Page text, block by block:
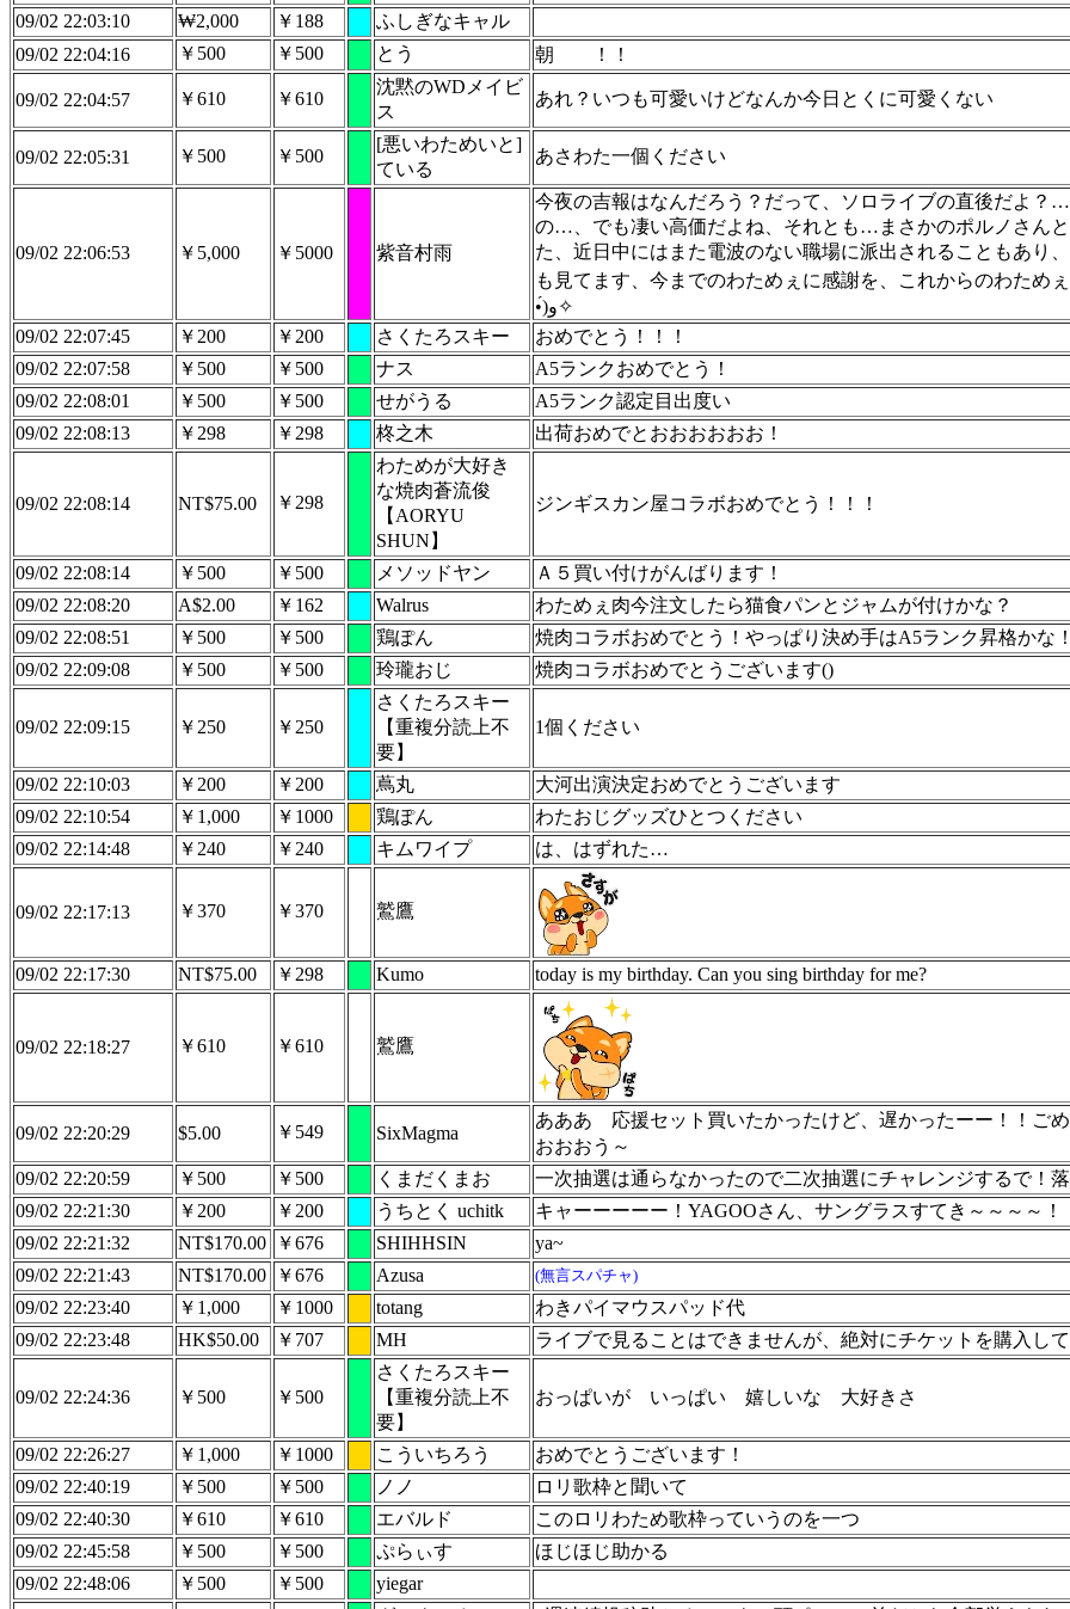
09/02 22:03:10
₩2,000 ￥188
ふしぎなキャル
09/02 22:04:16
￥500 ￥500 とう 朝 ！！
09/02 22:04:57 ￥610 ￥610
沈黙のWDメイビ
ス
あれ？いつも可愛いけどなんか今日とくに可愛くない
09/02 22:05:31 ￥500 ￥500
[悪いわためいと]
ている
あさわた一個ください
09/02 22:06:53 ￥5,000 ￥5000 紫音村雨
今夜の吉報はなんだろう？だって、ソロライブの直後だよ
の…、でも凄い高価だよね、それとも…まさかのポルノさん
た、近日中にはまた電波のない職場に派出されることもあり
も見てます、今までのわためぇに感謝を、これからのわた
•́)و✧
09/02 22:07:45
￥200 ￥200 さくたろスキー
おめでとう！！！
09/02 22:07:58
￥500 ￥500 ナス
A5ランクおめでとう！
09/02 22:08:01
￥500 ￥500 せがうる
A5ランク認定目出度い
09/02 22:08:13
￥298 ￥298 柊之木 出荷おめでとおおおおおお！
09/02 22:08:14 NT$75.00 ￥298
わためが大好き
な焼肉蒼流俊
【AORYU
SHUN】
ジンギスカン屋コラボおめでとう！！！
09/02 22:08:14 ￥500 ￥500 メソッドヤン
Ａ５買い付けがんばります！
09/02 22:08:20
A$2.00 ￥162 Walrus
わためぇ肉今注文したら猫食パンとジャムが付けかな？
09/02 22:08:51
￥500 ￥500 鶏ぽん
焼肉コラボおめでとう！やっぱり決め手はA5ランク昇格かな
09/02 22:09:08
￥500 ￥500 玲瓏おじ 焼肉コラボおめでとうございます()
09/02 22:09:15 ￥250 ￥250
さくたろスキー
【重複分読上不
要】
1個ください
09/02 22:10:03 ￥200 ￥200 蔦丸
大河出演決定おめでとうございます
09/02 22:10:54
￥1,000 ￥1000 鶏ぽん
わたおじグッズひとつください
09/02 22:14:48
￥240 ￥240 キムワイプ は、はずれた…
09/02 22:17:13 ￥370 ￥370 鷲鷹
09/02 22:17:30 NT$75.00 ￥298 Kumo today is my birthday. Can you sing birthday for me?
09/02 22:18:27 ￥610 ￥610 鷲鷹
09/02 22:20:29 $5.00 ￥549 SixMagma
あああ
応援セット買いたかったけど、遅かったーー！！ご
おおおう～
09/02 22:20:59
￥500 ￥500 くまだくまお
一次抽選は通らなかったので二次抽選にチャレンジするで！
09/02 22:21:30
￥200 ￥200 うちとく uchitk
キャーーーーー！YAGOOさん、サングラスすてき～～～～！
09/02 22:21:32
NT$170.00 ￥676 SHIHHSIN
ya~
09/02 22:21:43
NT$170.00 ￥676 Azusa (無言スパチャ)
09/02 22:23:40 ￥1,000 ￥1000 totang
わきパイマウスパッド代
09/02 22:23:48
HK$50.00 ￥707 MH ライブで見ることはできませんが、絶対にチケットを購入し
09/02 22:24:36 ￥500 ￥500
さくたろスキー
【重複分読上不
要】
おっぱいが いっぱい 嬉しいな 大好きさ
09/02 22:26:27 ￥1,000 ￥1000 こういちろう
おめでとうございます！
09/02 22:40:19
￥500 ￥500 ノノ
ロリ歌枠と聞いて
09/02 22:40:30
￥610 ￥610 エバルド
このロリわため歌枠っていうのを一つ
09/02 22:45:58
￥500 ￥500 ぷらぃす
ほじほじ助かる
09/02 22:48:06
￥500 ￥500
yiegar